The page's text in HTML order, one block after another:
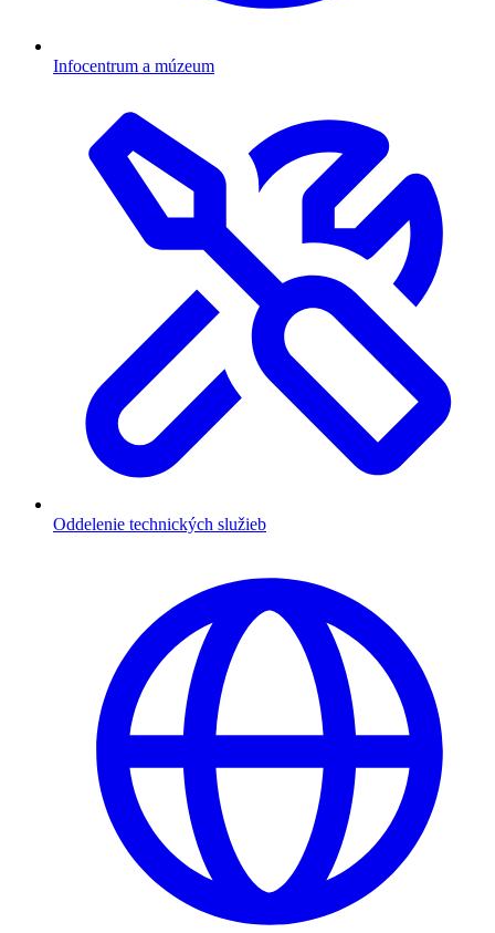
Infocentrum a múzeum
Oddelenie technických služieb